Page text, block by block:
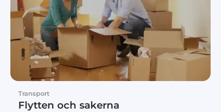
Transport
Flytten och sakerna